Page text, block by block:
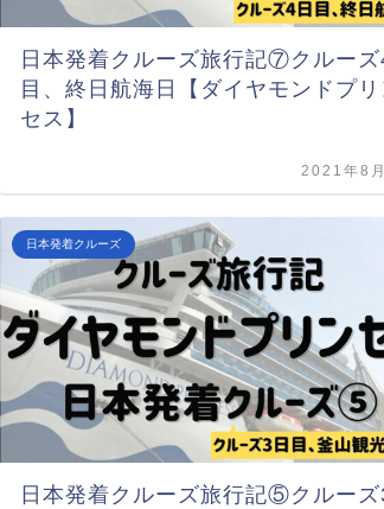
日本発着クルーズ旅行記⑦クルーズ
目、終日航海日【ダイヤモンドプリ
セス】
2021年8
日本発着クルーズ
日本発着クルーズ旅行記⑤クルーズ